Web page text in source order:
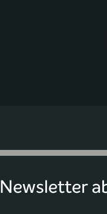
Newsletter